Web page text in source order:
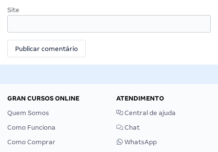
Site
GRAN CURSOS ONLINE
Quem Somos
Como Funciona
Como Comprar
ATENDIMENTO
Central de ajuda
Chat
WhatsApp